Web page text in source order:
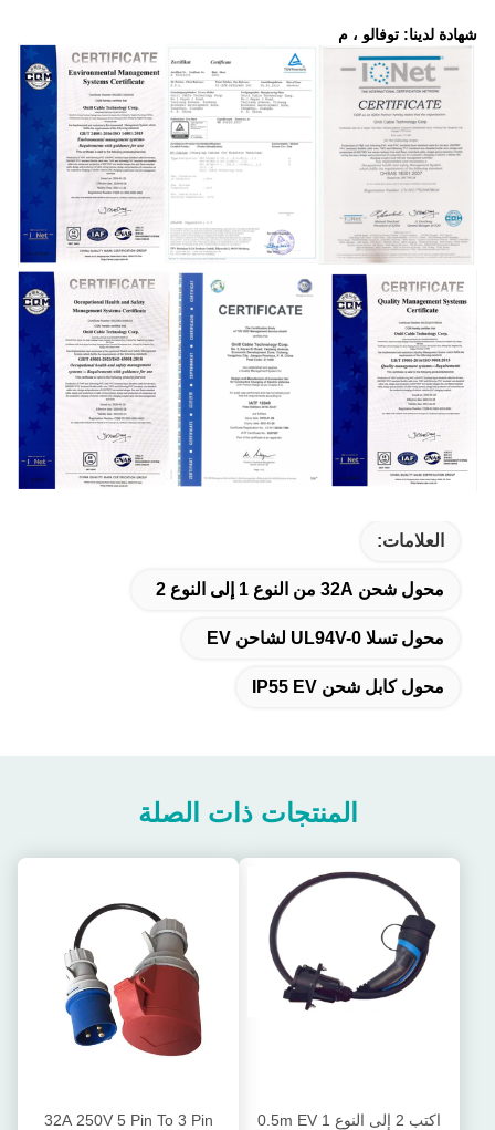
شهادة لدينا: توفالو ، م
العلامات:
محول شحن 32A من النوع 1 إلى النوع 2
محول تسلا UL94V-0 لشاحن EV
محول كابل شحن IP55 EV
المنتجات ذات الصلة
اكتب 2 إلى النوع 1 0.5m EV
32A 250V 5 Pin To 3 Pin